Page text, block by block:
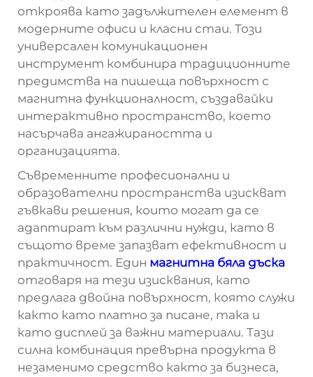
откроява като задължителен елемент в
модерните офиси и класни стаи. Този
универсален комуникационен
инструмент комбинира традиционните
предимства на пишеща повърхност с
магнитна функционалност, създавайки
интерактивно пространство, което
насърчава ангажираността и
организацията.
Съвременните професионални и
образователни пространства изискват
гъвкави решения, които могат да се
адаптират към различни нужди, като в
същото време запазват ефективност и
практичност. Един магнитна бяла дъска
отговаря на тези изисквания, като
предлага двойна повърхност, която служи
както като платно за писане, така и
като дисплей за важни материали. Тази
силна комбинация превърна продукта в
незаменимо средство както за бизнеса,